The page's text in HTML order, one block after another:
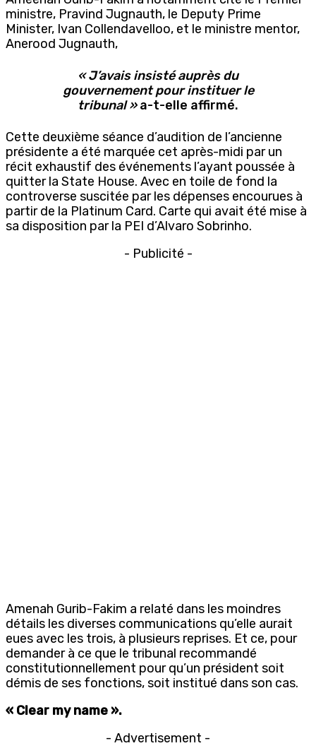
ministre, Pravind Jugnauth, le Deputy Prime
Minister, Ivan Collendavelloo, et le ministre mentor,
Anerood Jugnauth,
« J’avais insisté auprès du
gouvernement pour instituer le
tribunal »a-t-elle affirmé.
Cette deuxième séance d’audition de l’ancienne
présidente a été marquée cet après-midi par un
récit exhaustif des événements l’ayant poussée à
quitter la State House. Avec en toile de fond la
controverse suscitée par les dépenses encourues à
partir de la Platinum Card. Carte qui avait été mise à
sa disposition par la PEI d’Alvaro Sobrinho.
- Publicité -
Amenah Gurib-Fakim a relaté dans les moindres
détails les diverses communications qu’elle aurait
eues avec les trois, à plusieurs reprises. Et ce, pour
demander à ce que le tribunal recommandé
constitutionnellement pour qu’un président soit
démis de ses fonctions, soit institué dans son cas.
« Clear my name ».
- Advertisement -